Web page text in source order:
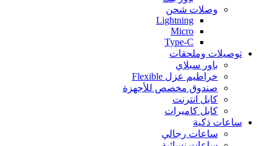
وصلات شحن
Lightning
Micro
Type-C
توصيلات وملحقات
باور سبلاي
خراطيم عزل Flexible
صندوق مخصص للأجهزة
كابل انترنت
كابل كاميرات
ساعات ذكية
ساعات رجالي